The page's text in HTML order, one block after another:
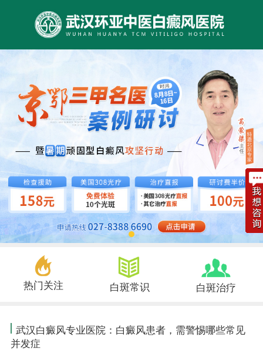
热门关注 白斑常识 白斑治疗
武汉白癜风专业医院：白癜风患者，需警惕哪些常见
并发症